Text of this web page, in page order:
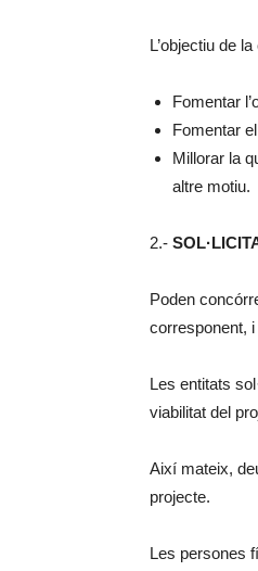
L’objectiu de
Fomentar
Fomentar
Millorar la
altre motiu.
2.-
Poden
corresponent,
Les entitats
viabilitat del
Així mateix,
projecte.
Les persones